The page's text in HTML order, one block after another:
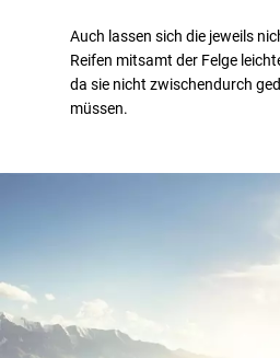
Auch lassen sich die jeweils
Reifen mitsamt der Felge
da sie nicht zwischendurch
müssen.